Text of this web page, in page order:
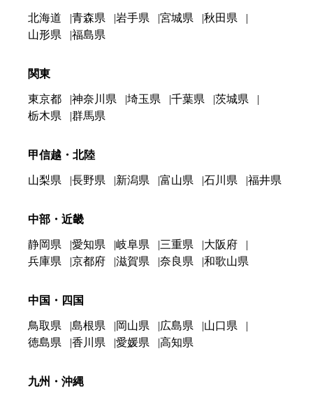
北海道 青森県 岩手県 宮城県
秋田県
山形県
福島県
関東
東京都 神奈川県 埼玉県 千葉県
茨城県
栃木県
群馬県
甲信越・北陸
山梨県 長野県 新潟県 富山県 石川県 福井県
中部・近畿
静岡県 愛知県 岐阜県 三重県
大阪府
兵庫県
京都府 滋賀県 奈良県 和歌山県
中国・四国
鳥取県 島根県 岡山県 広島県
山口県
徳島県
香川県 愛媛県 高知県
九州・沖縄